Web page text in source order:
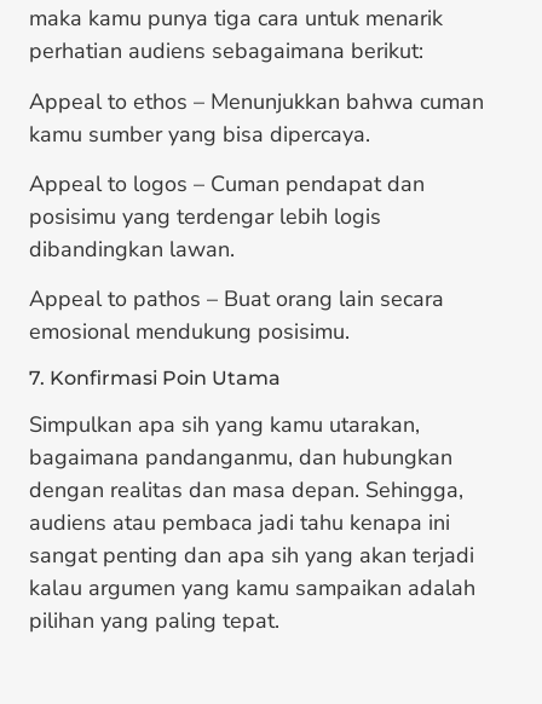
maka kamu punya tiga cara untuk menarik
perhatian audiens sebagaimana berikut:
Appeal to ethos – Menunjukkan bahwa cuman
kamu sumber yang bisa dipercaya.
Appeal to logos – Cuman pendapat dan
posisimu yang terdengar lebih logis
dibandingkan lawan.
Appeal to pathos – Buat orang lain secara
emosional mendukung posisimu.
7. Konfirmasi Poin Utama
Simpulkan apa sih yang kamu utarakan,
bagaimana pandanganmu, dan hubungkan
dengan realitas dan masa depan. Sehingga,
audiens atau pembaca jadi tahu kenapa ini
sangat penting dan apa sih yang akan terjadi
kalau argumen yang kamu sampaikan adalah
pilihan yang paling tepat.